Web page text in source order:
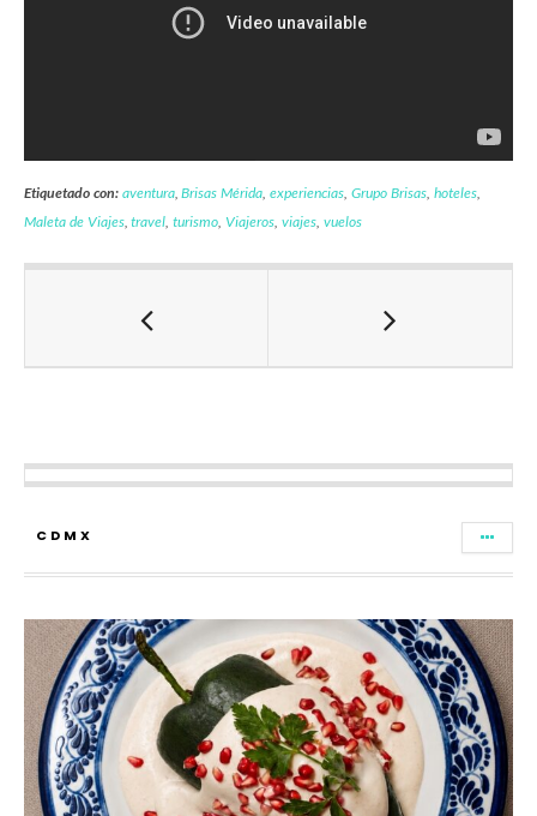
Etiquetado con: aventura,Brisas Mérida ,experiencias Grupo Brisas, hoteles,
Maleta de Viajes,travel ,turismo ,Viajeros viajes, vuelos
CDMX